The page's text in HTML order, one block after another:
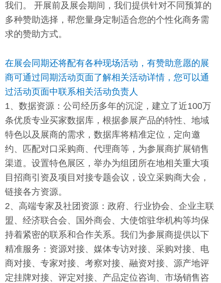
我们。 开展前及展会期间，我们提供针对不同预算的
多种赞助选择，帮您量身定制适合您的个性化商务需
求的赞助方式。
在展会同期还将配有各种现场活动，有赞助意愿的展
商可通过同期活动页面了解相关活动详情，您可以通
过活动页面中联系相关活动负责人
1、数据资源： 公司经历多年的沉淀，建立了近100万
条优质专业买家数据库，根据参展产品的特性、地域
特色以及展商的需求，数据库将精准定位，定向邀
约、匹配对口采购商、代理商等，为参展商扩展销售
渠道。设置特色展区，举办为组团所在地相关重大项
目招商引资及项目对接专题会议，设立采购商大会，
链接各方资源。
2、高端专家及社团资源： 政府、行业协会、企业主联
盟、经济联合会、国外商会、大使馆驻华机构等均保
持着紧密的联系和合作关系。我们为参展商提供以下
精准服务：资源对接、媒体专访对接、采购对接、电
商对接、专家对接、考察对接、融资对接、源产地评
定挂牌对接、评定对接、产品定位咨询、市场销售咨